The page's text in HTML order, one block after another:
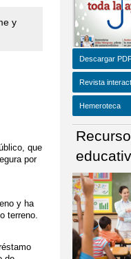
y
que
por
y ha
terreno.
Descargar
Revista
Hemeroteca